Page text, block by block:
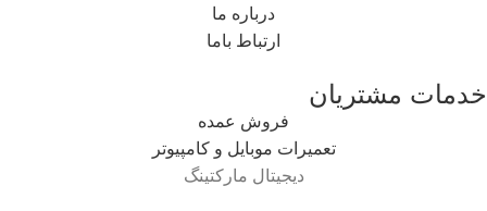
درباره ما
ارتباط باما
خدمات مشتریان
فروش عمده
تعمیرات موبایل و کامپیوتر
دیجیتال مارکتینگ